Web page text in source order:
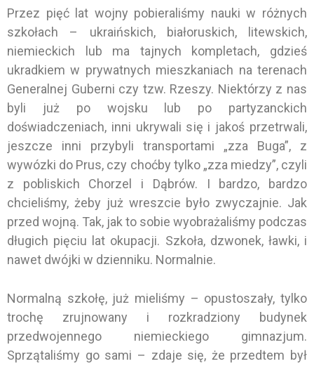
Przez pięć lat wojny pobieraliśmy nauki w różnych
szkołach – ukraińskich, białoruskich, litewskich,
niemieckich lub ma tajnych kompletach, gdzieś
ukradkiem w prywatnych mieszkaniach na terenach
Generalnej Guberni czy tzw. Rzeszy. Niektórzy z nas
byli już po wojsku lub po partyzanckich
doświadczeniach, inni ukrywali się i jakoś przetrwali,
jeszcze inni przybyli transportami „zza Buga”, z
wywózki do Prus, czy choćby tylko „zza miedzy”, czyli
z pobliskich Chorzel i Dąbrów. I bardzo, bardzo
chcieliśmy, żeby już wreszcie było zwyczajnie. Jak
przed wojną. Tak, jak to sobie wyobrażaliśmy podczas
długich pięciu lat okupacji. Szkoła, dzwonek, ławki, i
nawet dwójki w dzienniku. Normalnie.
Normalną szkołę, już mieliśmy – opustoszały, tylko
trochę zrujnowany i rozkradziony budynek
przedwojennego niemieckiego gimnazjum.
Sprzątaliśmy go sami – zdaje się, że przedtem był